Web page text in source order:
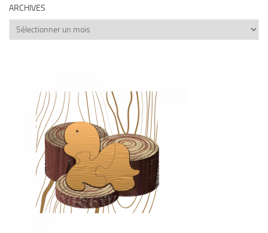
ARCHIVES
Archives